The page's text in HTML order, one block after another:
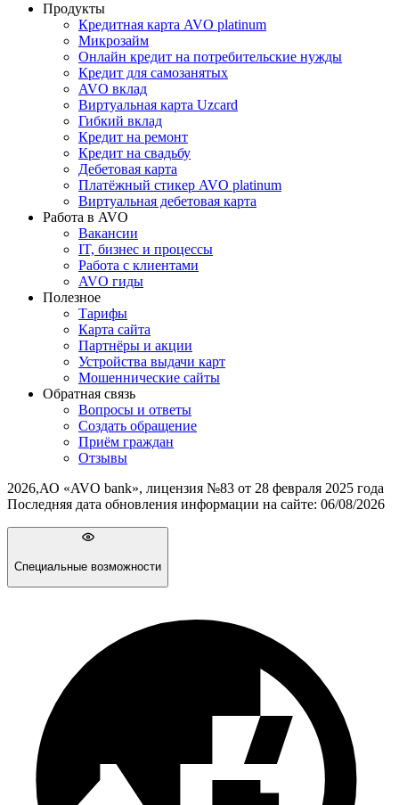
Продукты
Кредитная карта AVO platinum
Микрозайм
Онлайн кредит на потребительские нужды
Кредит для самозанятых
AVO вклад
Виртуальная карта Uzcard
Гибкий вклад
Кредит на ремонт
Кредит на свадьбу
Дебетовая карта
Платёжный стикер AVO platinum
Виртуальная дебетовая карта
Работа в AVO
Вакансии
IT, бизнес и процессы
Работа с клиентами
AVO гиды
Полезное
Тарифы
Карта сайта
Партнёры и акции
Устройства выдачи карт
Мошеннические cайты
Обратная связь
Вопросы и ответы
Создать обращение
Приём граждан
Отзывы
2026,АО «AVO bank», лицензия №83 от 28 февраля 2025 года
Последняя дата обновления информации на сайте: 06/08/2026
Специальные возможности